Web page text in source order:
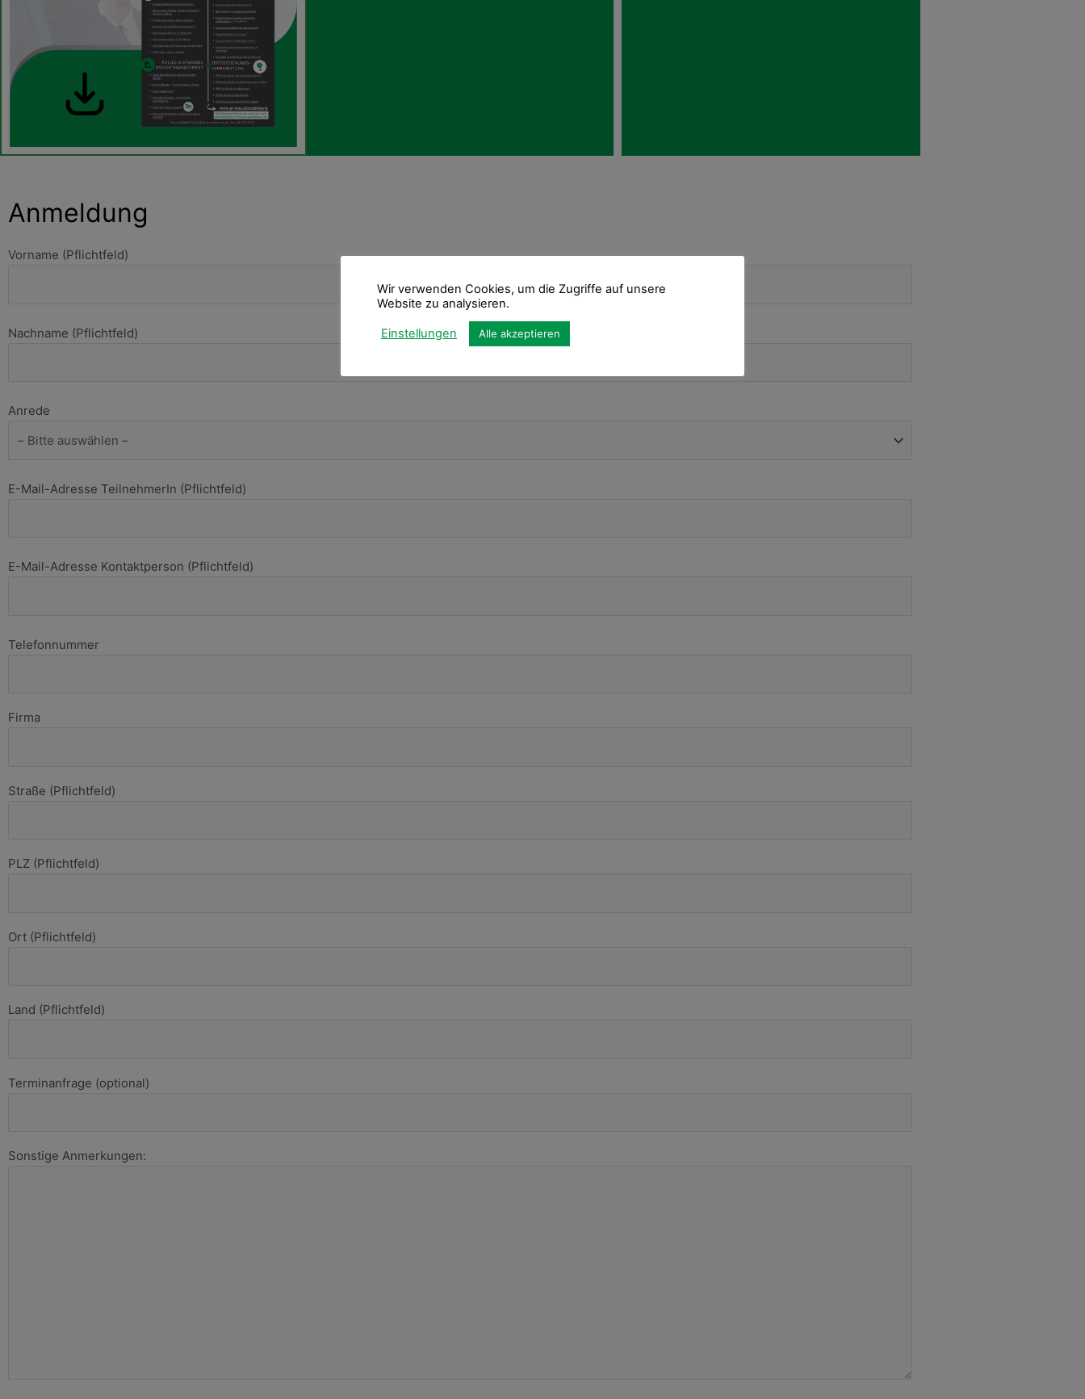
Anmeldung
Vorname (Pflichtfeld)
Nachname (Pflichtfeld)
Anrede
E-Mail-Adresse TeilnehmerIn (Pflichtfeld)
E-Mail-Adresse Kontaktperson (Pflichtfeld)
Telefonnummer
Firma
Straße (Pflichtfeld)
PLZ (Pflichtfeld)
Ort (Pflichtfeld)
Land (Pflichtfeld)
Terminanfrage (optional)
Sonstige Anmerkungen:
Wir verwenden Cookies, um die Zugriffe auf unsere
Website zu analysieren.
Einstellungen Alle akzeptieren